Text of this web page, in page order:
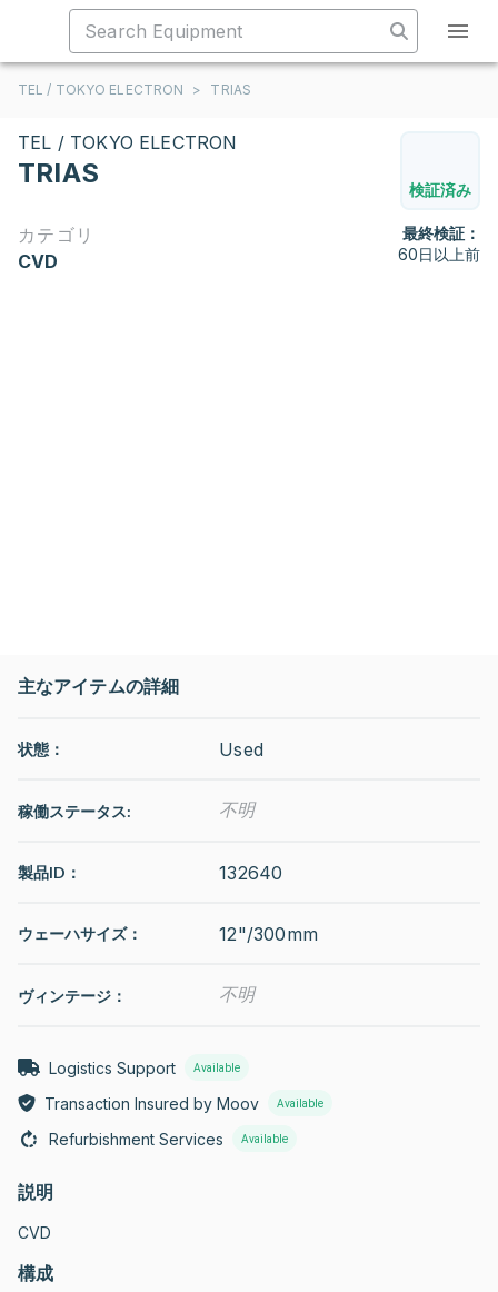
TEL / TOKYO ELECTRON > TRIAS
TEL / TOKYO ELECTRON
TRIAS
検証済み
カテゴリ
CVD
最終検証：
60日以上前
主なアイテムの詳細
状態： Used
稼働ステータス: 不明
製品ID： 132640
ウェーハサイズ： 12"/300mm
ヴィンテージ： 不明
Logistics Support Available
Transaction Insured by Moov Available
Refurbishment Services Available
説明
CVD
構成